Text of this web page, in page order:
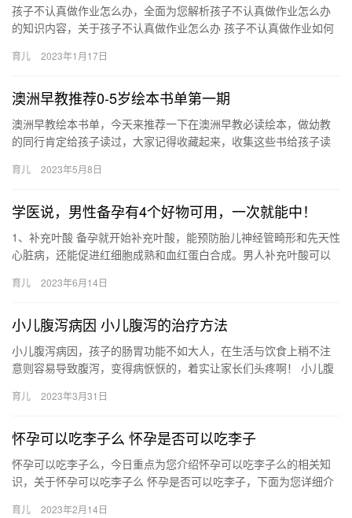
孩子不认真做作业怎么办，全面为您解析孩子不认真做作业怎么办
的知识内容，关于孩子不认真做作业怎么办 孩子不认真做作业如何
…
育儿 2023年1月17日
澳洲早教推荐0-5岁绘本书单第一期
澳洲早教绘本书单，今天来推荐一下在澳洲早教必读绘本，做幼教
的同行肯定给孩子读过，大家记得收藏起来，收集这些书给孩子读
绘…
育儿 2023年5月8日
学医说，男性备孕有4个好物可用，一次就能中！
1、补充叶酸 备孕就开始补充叶酸，能预防胎儿神经管畸形和先天性
心脏病，还能促进红细胞成熟和血红蛋白合成。男人补充叶酸可以
育儿 2023年6月14日
小儿腹泻病因 小儿腹泻的治疗方法
小儿腹泻病因，孩子的肠胃功能不如大人，在生活与饮食上稍不注
意则容易导致腹泻，变得病恹恹的，着实让家长们头疼啊！ 小儿腹
引…
育儿 2023年3月31日
怀孕可以吃李子么 怀孕是否可以吃李子
怀孕可以吃李子么，今日重点为您介绍怀孕可以吃李子么的相关知
识，关于怀孕可以吃李子么 怀孕是否可以吃李子，下面为您详细介
育儿 2023年2月14日